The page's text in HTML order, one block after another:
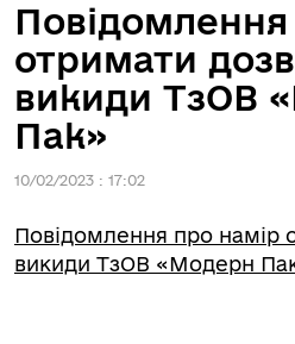
отримати
викиди ТзОВ
Пак»
10/02/2023 : 17:02
Повідомлення про намір
викиди ТзОВ «Модерн